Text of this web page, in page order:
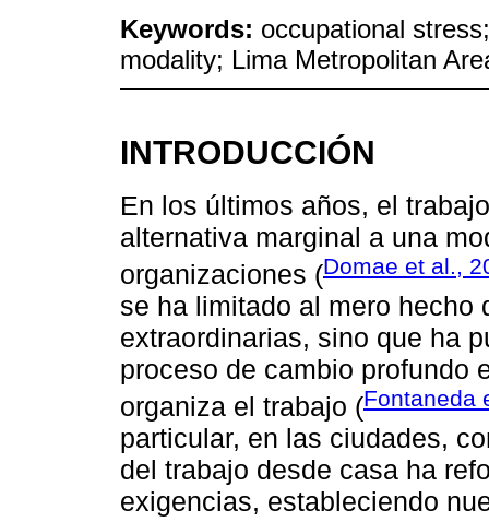
Keywords: occupational
modality; Lima Metropolitan
INTRODUCCIÓN
En los últimos años, el
alternativa marginal a una
organizaciones (Domae et al.,
se ha limitado al mero hecho
extraordinarias, sino que ha
proceso de cambio profundo
organiza el trabajo (Fontaneda
particular, en las ciudades,
del trabajo desde casa ha
exigencias, estableciendo